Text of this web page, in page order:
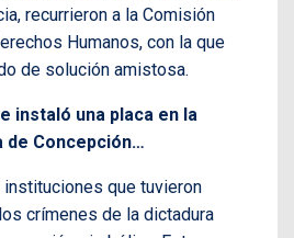
recurrieron a la Comisión
Humanos, con la que
de solución amistosa.
instaló una placa en la
de Concepción…
que tuvieron
crímenes de la dictadura